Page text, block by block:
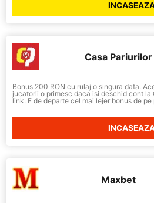
Casa Pariurilor
Bonus 200 RON cu rulaj o singura data.
jucatorii o primesc daca isi deschid cont la
link. E de departe cel mai lejer bonus de pe
Maxbet